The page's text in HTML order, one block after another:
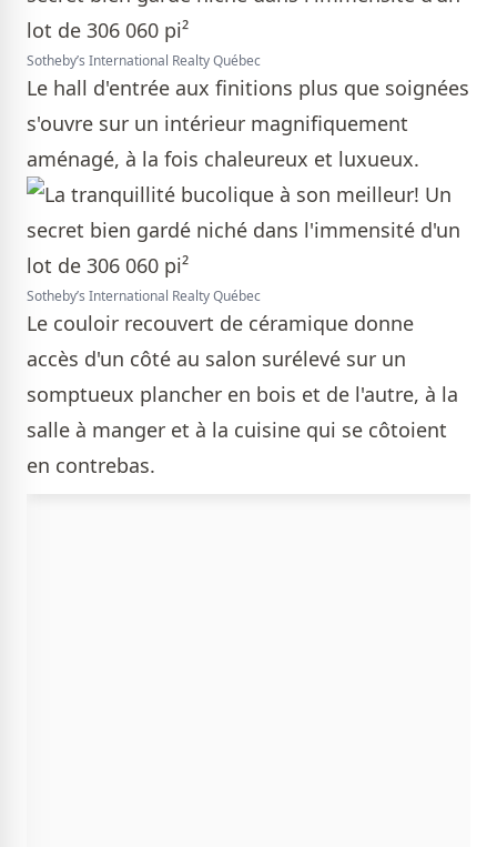
Sotheby’s International Realty Québec
Le hall d'entrée aux finitions plus que soignées
s'ouvre sur un intérieur magnifiquement
aménagé, à la fois chaleureux et luxueux.
Sotheby’s International Realty Québec
Le couloir recouvert de céramique donne
accès d'un côté au salon surélevé sur un
somptueux plancher en bois et de l'autre, à la
salle à manger et à la cuisine qui se côtoient
en contrebas.